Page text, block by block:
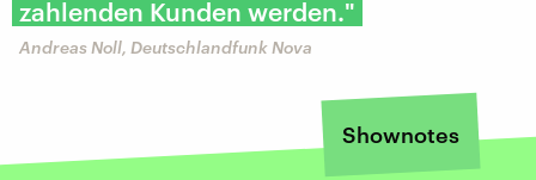
zahlenden Kunden werden."
Andreas Noll, Deutschlandfunk Nova
Shownotes